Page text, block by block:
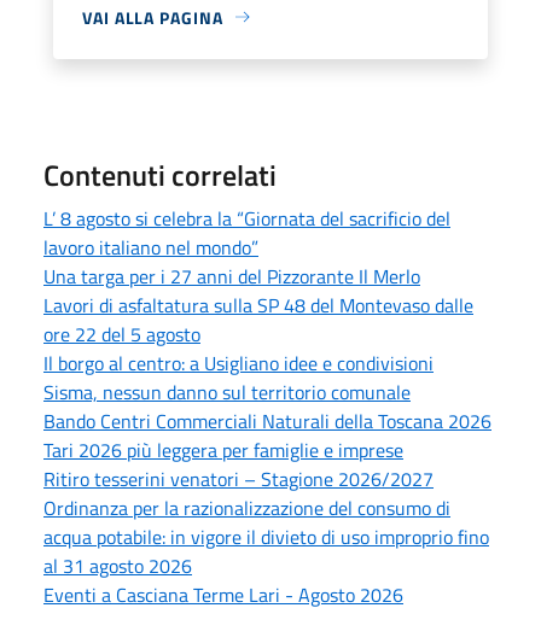
VAI ALLA PAGINA
Contenuti correlati
L’ 8 agosto si celebra la “Giornata del sacrificio del
lavoro italiano nel mondo”
Una targa per i 27 anni del Pizzorante Il Merlo
Lavori di asfaltatura sulla SP 48 del Montevaso dalle
ore 22 del 5 agosto
Il borgo al centro: a Usigliano idee e condivisioni
Sisma, nessun danno sul territorio comunale
Bando Centri Commerciali Naturali della Toscana 2026
Tari 2026 più leggera per famiglie e imprese
Ritiro tesserini venatori – Stagione 2026/2027
Ordinanza per la razionalizzazione del consumo di
acqua potabile: in vigore il divieto di uso improprio fino
al 31 agosto 2026
Eventi a Casciana Terme Lari - Agosto 2026